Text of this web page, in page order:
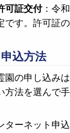
可証交付：令
です。許可証
込方法
園の申し込み
方法を選んで
ターネット申込